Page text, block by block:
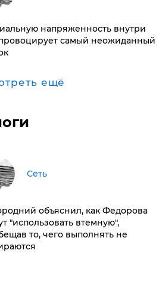
напряженность внутри
самый неожиданный
ещё
Сеть
объяснил, как Федорова
"использовать втемную",
то, чего выполнять не